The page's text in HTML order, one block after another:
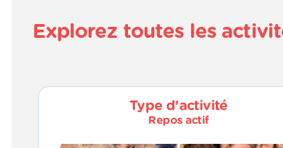
Explorez toutes les
Type d'activité
Repos actif